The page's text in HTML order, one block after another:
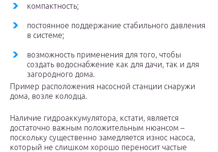
компактность;
постоянное поддержание стабильного давления
в системе;
возможность применения для того, чтобы
создать водоснабжение как для дачи, так и для
загородного дома.
Пример расположения насосной станции снаружи
дома, возле колодца.
Наличие гидроаккумулятора, кстати, является
достаточно важным положительным нюансом –
поскольку существенно замедляется износ насоса,
который не слишком хорошо переносит частые